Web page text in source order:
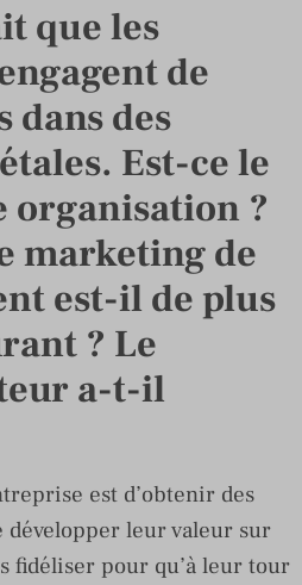
que les
de
dans des
Est-ce le
organisation ?
marketing de
est-il de plus
? Le
a-t-il
est d’obtenir des
leur valeur sur
fidéliser pour qu’à leur tour